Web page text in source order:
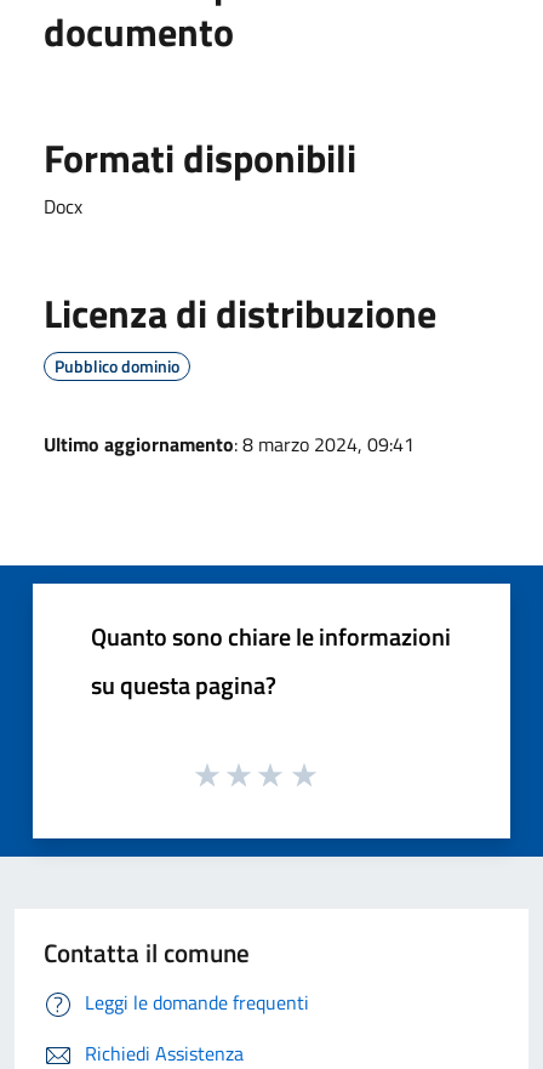
documento
Formati disponibili
Docx
Licenza di distribuzione
Pubblico dominio
Ultimo aggiornamento: 8 marzo 2024, 09:41
Quanto sono chiare le informazioni
su questa pagina?
Contatta il comune
Leggi le domande frequenti
Richiedi Assistenza